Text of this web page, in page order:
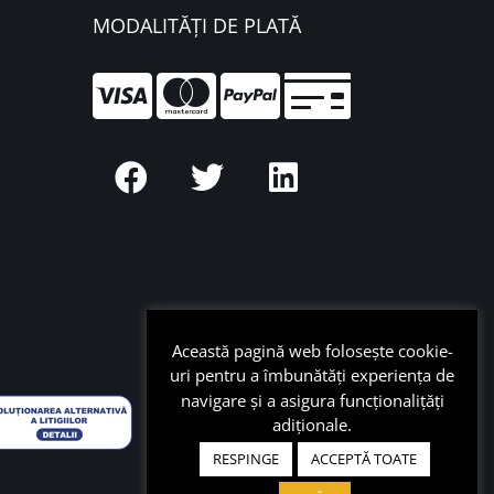
MODALITĂȚI DE PLATĂ
Această pagină web folosește cookie-
uri pentru a îmbunătăți experiența de
navigare și a asigura funcționalițăți
adiționale.
RESPINGE
ACCEPTĂ TOATE